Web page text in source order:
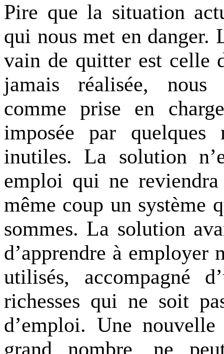
Pire que la situation
qui nous met en danger.
vain de quitter est celle
jamais réalisée, nous
comme prise en
imposée par quelques
inutiles. La solution
emploi qui ne
même coup un système
sommes. La solution
d’apprendre à employer
utilisés, accompagné
richesses qui ne soit
d’emploi. Une
grand nombre, ne